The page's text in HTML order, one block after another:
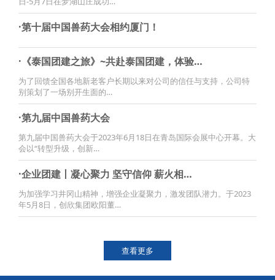
·第十届中国兽药大会相约厦门！
·《泰国团建之旅》~共赴泰国团建，体验…
为了回馈全国各地新老客户长期以来对公司的信任与支持，公司特
别策划了一场别开生面的…
·第九届中国兽药大会
第九届中国兽药大会于2023年6月18日在青岛国际会展中心开幕。大
会以“转型升级，创新…
·企业团建丨凝心聚力 坚守信仰 薪火相…
为加强学习井冈山精神，增强企业凝聚力，激发团队潜力。于2023
年5月8日，创欣集团欧阳董…
查看更多